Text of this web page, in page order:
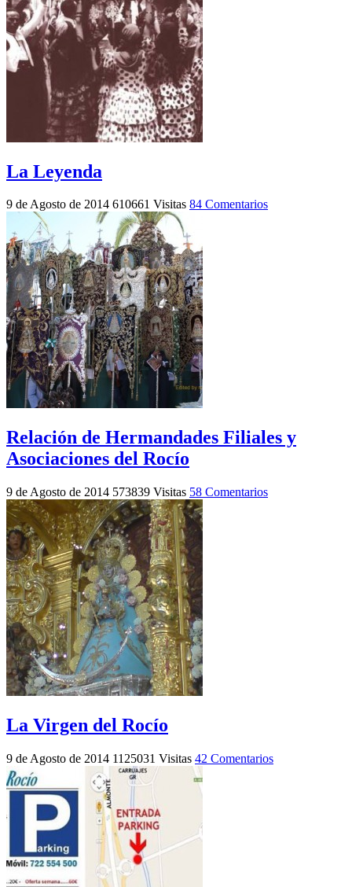
La Leyenda
9 de Agosto de 2014 610661 Visitas 84 Comentarios
Relación de Hermandades Filiales y
Asociaciones del Rocío
9 de Agosto de 2014 573839 Visitas 58 Comentarios
La Virgen del Rocío
9 de Agosto de 2014 1125031 Visitas 42 Comentarios